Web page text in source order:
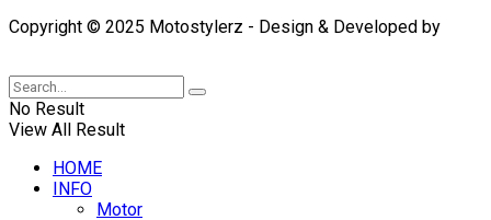
Copyright © 2025 Motostylerz - Design & Developed by
No Result
View All Result
HOME
INFO
Motor